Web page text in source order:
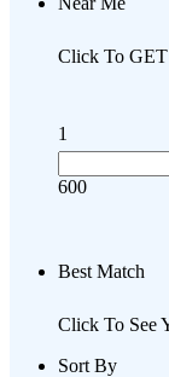
Click To GET
1
600
Best Match
Click To See
Sort By